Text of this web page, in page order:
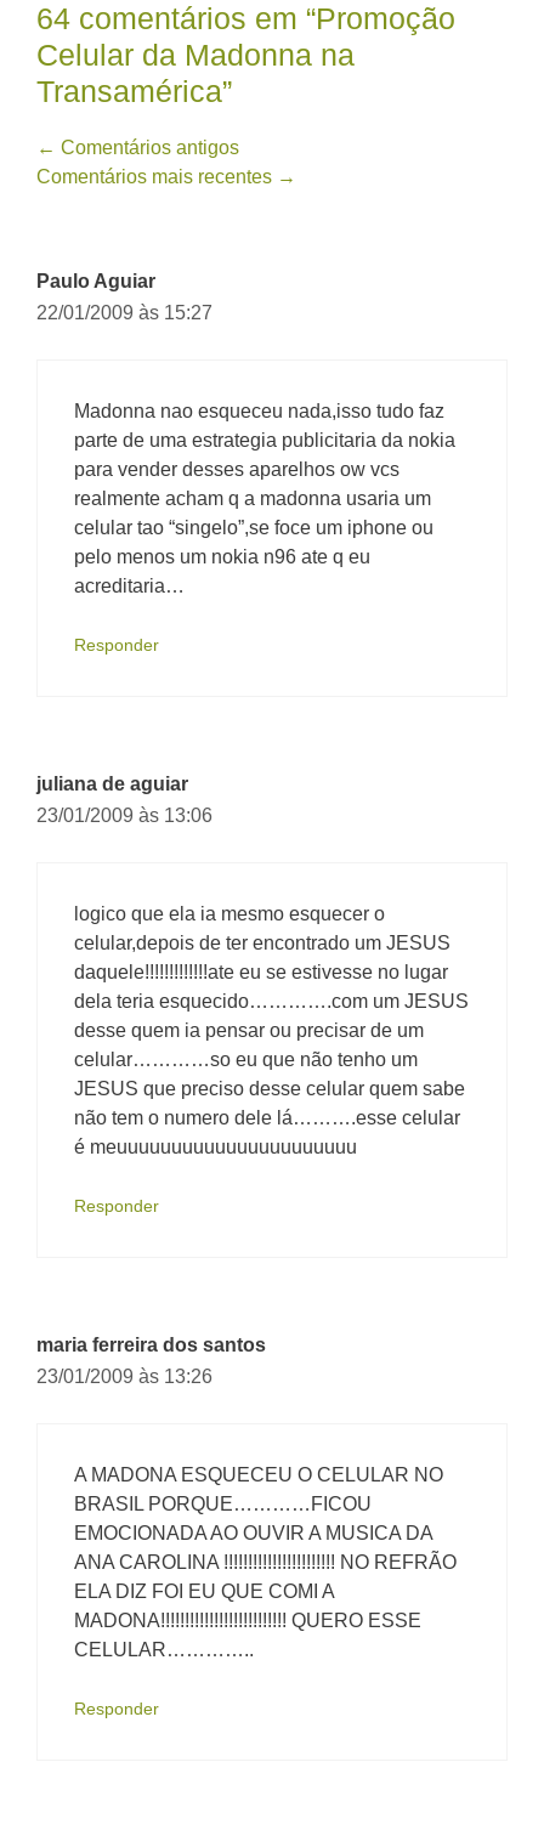
64 comentários em “Promoção
Celular da Madonna na
Transamérica”
Navegação
de
← Comentários antigos
Comentários mais recentes →
Paulo Aguiar
22/01/2009 às 15:27
Madonna nao esqueceu nada,isso tudo faz
parte de uma estrategia publicitaria da nokia
para vender desses aparelhos ow vcs
realmente acham q a madonna usaria um
celular tao “singelo”,se foce um iphone ou
pelo menos um nokia n96 ate q eu
acreditaria…
Responder
juliana de aguiar
23/01/2009 às 13:06
logico que ela ia mesmo esquecer o
celular,depois de ter encontrado um JESUS
daquele!!!!!!!!!!!!!ate eu se estivesse no lugar
dela teria esquecido………….com um JESUS
desse quem ia pensar ou precisar de um
celular…………so eu que não tenho um
JESUS que preciso desse celular quem sabe
não tem o numero dele lá……….esse celular
é meuuuuuuuuuuuuuuuuuuuuuu
Responder
maria ferreira dos santos
23/01/2009 às 13:26
A MADONA ESQUECEU O CELULAR NO
BRASIL PORQUE…………FICOU
EMOCIONADA AO OUVIR A MUSICA DA
ANA CAROLINA !!!!!!!!!!!!!!!!!!!!!!! NO REFRÃO
ELA DIZ FOI EU QUE COMI A
MADONA!!!!!!!!!!!!!!!!!!!!!!!!!! QUERO ESSE
CELULAR…………..
Responder